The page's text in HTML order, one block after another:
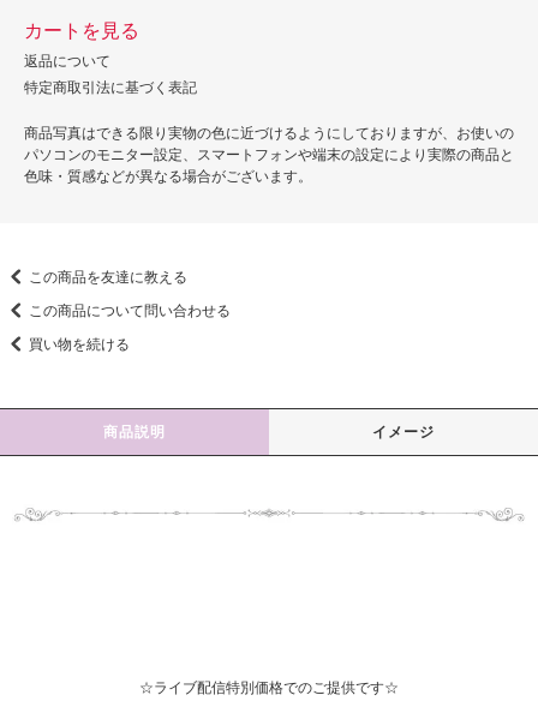
カートを見る
返品について
特定商取引法に基づく表記
商品写真はできる限り実物の色に近づけるようにしておりますが、お使いの
パソコンのモニター設定、スマートフォンや端末の設定により実際の商品と
色味・質感などが異なる場合がございます。
この商品を友達に教える
この商品について問い合わせる
買い物を続ける
商品説明 イメージ
☆ライブ配信特別価格でのご提供です☆